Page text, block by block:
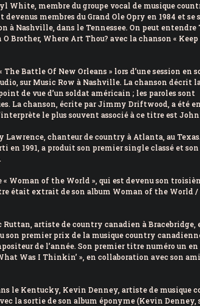
White, membre du groupe vocal de musique
membres du Grand Ole Opry en 1984 et se
à Nashville, dans le Tennessee. On peut
Brother, Where Art Thou? avec la chanson «
Battle Of New Orleans » lors d’une session en
sur Music Row à Nashville. La chanson décrit
de vue d’un soldat américain ; les paroles sont
La chanson, écrite par Jimmy Driftwood, a été
le plus souvent associé à ce titre est
Lawrence, chanteur de country à Atlanta, au
en 1991, a produit son premier single classé et
Woman of the World », qui est devenu son
était extrait de son album Woman of the World /
Ruttan, artiste de country canadien à Bracebridge,
son premier prix de la musique country
de l’année. Son premier titre numéro un
Was I Thinkin’ », en collaboration avec son
le Kentucky, Kevin Denney, artiste de musique
la sortie de son album éponyme (Kevin Denney,